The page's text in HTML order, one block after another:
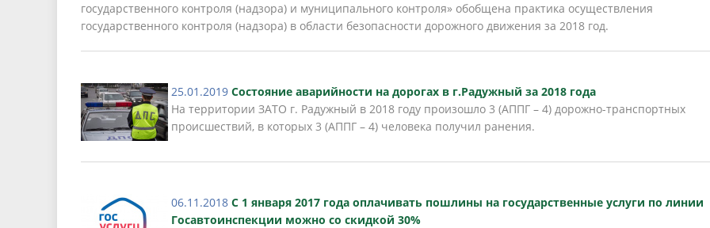
государственного контроля (надзора) и муниципального контроля» обобщена практика осуществления
государственного контроля (надзора) в области безопасности дорожного движения за 2018 год.
25.01.2019 Состояние аварийности на дорогах в г.Радужный за 2018 года
На территории ЗАТО г. Радужный в 2018 году произошло 3 (АППГ – 4) дорожно-транспортных
происшествий, в которых 3 (АППГ – 4) человека получил ранения.
06.11.2018 С 1 января 2017 года оплачивать пошлины на государственные услуги по линии
Госавтоинспекции можно со скидкой 30%